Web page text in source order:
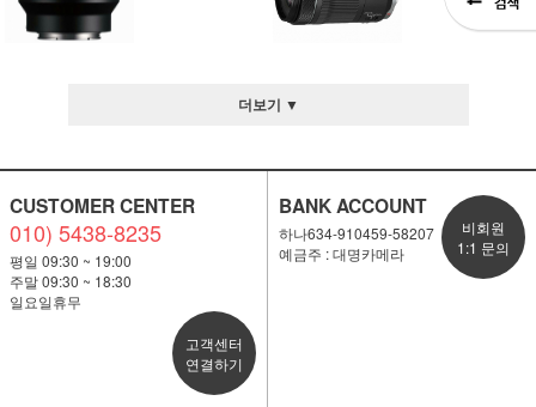
더보기 ▼
CUSTOMER CENTER
010) 5438-8235
평일 09:30 ~ 19:00
주말 09:30 ~ 18:30
일요일휴무
고객센터
연결하기
BANK ACCOUNT
하나634-910459-58207
예금주 : 대명카메라
비회원
1:1 문의